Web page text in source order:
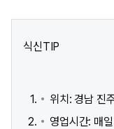
식신TIP
위치: 경남 진
영업시간: 매